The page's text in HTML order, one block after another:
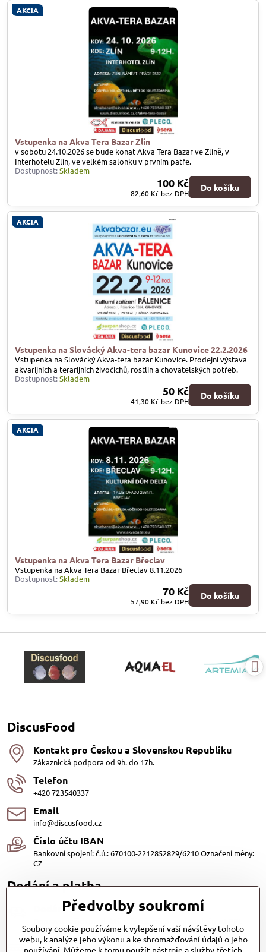
Vstupenka na Akva Tera Bazar Zlín
AKCIA
v sobotu 24.10.2026 se bude konat Akva Tera Bazar ve Zlíně, v
Interhotelu Zlín, ve velkém salonku v prvním patře.
Dostupnost:Skladem
100 Kč
82,60 Kč bez DPH
Do košíku
Vstupenka na Slovácký Akva-tera bazar Kunovice 22.2.2026
AKCIA
Vstupenka na Slovácký Akva-tera bazar Kunovice. Prodejní výstava
akvarijních a terarijních živočichů, rostlin a chovatelských potřeb.
Dostupnost:Skladem
50 Kč
41,30 Kč bez DPH
Do košíku
Vstupenka na Akva Tera Bazar Břeclav
AKCIA
Vstupenka na Akva Tera Bazar Břeclav 8.11.2026
Dostupnost:Skladem
70 Kč
57,90 Kč bez DPH
Do košíku
DiscusFood
Kontakt pro Českou a Slovenskou Republiku
Zákaznická podpora od 9h. do 17h.
Telefon
+420 723540337
Email
info@discusfood.cz
Číslo účtu IBAN
Bankovní spojení: č.ú.: 670100-2212852829/6210 Označení měny:
CZ
Dodání a platba
Dodání
s.r.o. a Zásilkovna
Platby
Předvolby soukromí
Soubory cookie používáme k vylepšení vaší návštěvy tohoto
webu, k analýze jeho výkonu a ke shromažďování údajů o jeho
používání. Můžeme k tomu použít nástroje a služby třetích